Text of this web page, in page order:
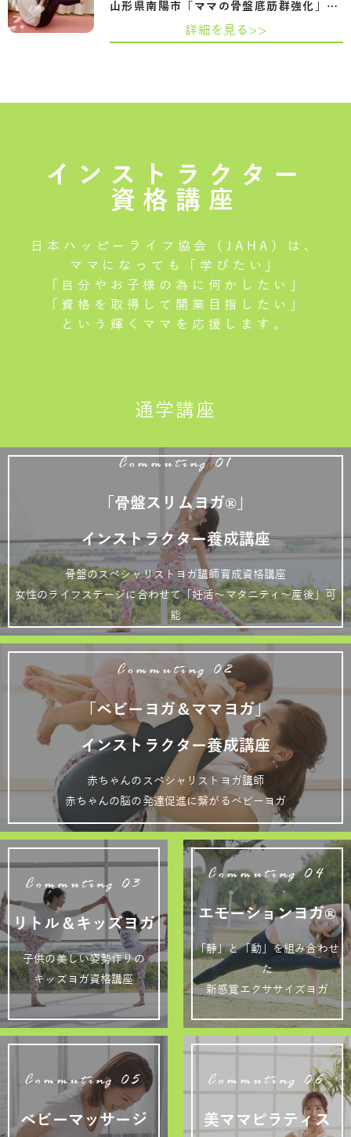
山形県南陽市「ママの骨盤底筋群強化」ベ…
詳細を見る>>
インストラクター
資格講座
日本ハッピーライフ協会（JAHA）は、
ママになっても「学びたい」
「自分やお子様の為に何かしたい」
「資格を取得して開業目指したい」
という輝くママを応援します。
通学講座
Commuting 01
「骨盤スリムヨガ®」
インストラクター養成講座
骨盤のスペシャリストヨガ講師育成資格講座
女性のライフステージに合わせて「妊活～マタニティ～産後」可
能
Commuting 02
「ベビーヨガ＆ママヨガ」
インストラクター養成講座
赤ちゃんのスペシャリストヨガ講師
赤ちゃんの脳の発達促進に繋がるベビーヨガ
Commuting 03
リトル＆キッズヨガ
子供の美しい姿勢作りの
キッズヨガ資格講座
Commuting 04
エモーションヨガ®
「静」と「動」を組み合わせ
た
新感覚エクササイズヨガ
Commuting 05
ベビーマッサージ
Commuting 06
美ママピラティス